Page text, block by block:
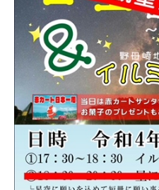
インフォメーションセ
恐竜パーク体育館
よくある質問
周辺スポット
アクセス